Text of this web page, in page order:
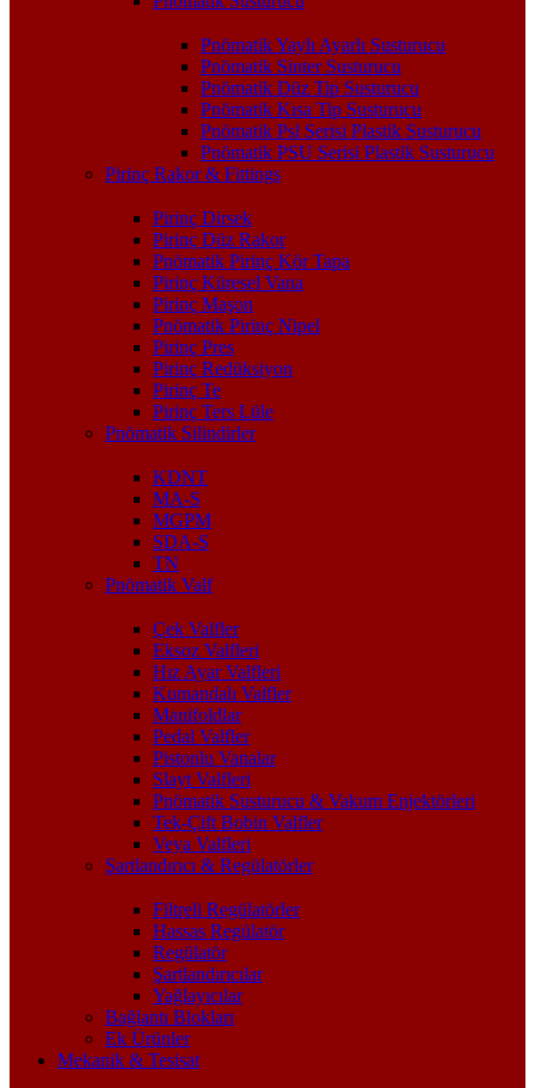
Pnömatik Yaylı Ayarlı Susturucu
Pnömatik Sinter Susturucu
Pnömatik Düz Tip Susturucu
Pnömatik Kısa Tip Susturucu
Pnömatik Psl Serisi Plastik Susturucu
Pnömatik PSU Serisi Plastik Susturucu
Pirinç Rakor & Fittings
Pirinç Dirsek
Pirinç Düz Rakor
Pnömatik Pirinç Kör Tapa
Pirinç Küresel Vana
Pirinç Maşon
Pnömatik Pirinç Nipel
Pirinç Pres
Pirinç Redüksiyon
Pirinç Te
Pirinç Ters Lüle
Pnömatik Silindirler
KDNT
MA-S
MGPM
SDA-S
TN
Pnömatik Valf
Çek Valfler
Eksoz Valfleri
Hız Ayar Valfleri
Kumandalı Valfler
Manifoldlar
Pedal Valfler
Pistonlu Vanalar
Slayt Valfleri
Pnömatik Susturucu & Vakum Enjektörleri
Tek-Çift Bobin Valfler
Veya Valfleri
Şartlandırıcı & Regülatörler
Filtreli Regülatörler
Hassas Regülatör
Regülatör
Şartlandırıcılar
Yağlayıcılar
Bağlantı Blokları
Ek Ürünler
Mekanik & Tesisat